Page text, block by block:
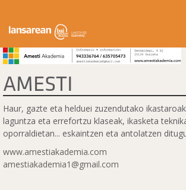
ZER DA
LANBIDE
LAN
AMESTI
Haur, gazte eta helduei zuzendutako
laguntza eta errefortzu klaseak, ikasketa
oporraldietan... eskaintzen eta antolatzen
www.amestiakademia.com
amestiakademia1@gmail.com